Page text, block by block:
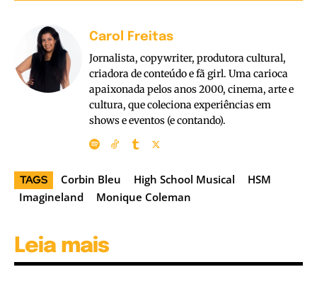
Carol Freitas
Jornalista, copywriter, produtora cultural,
criadora de conteúdo e fã girl. Uma carioca
apaixonada pelos anos 2000, cinema, arte e
cultura, que coleciona experiências em
shows e eventos (e contando).
TAGS Corbin Bleu High School Musical
HSM
Imagineland
Monique Coleman
Leia mais